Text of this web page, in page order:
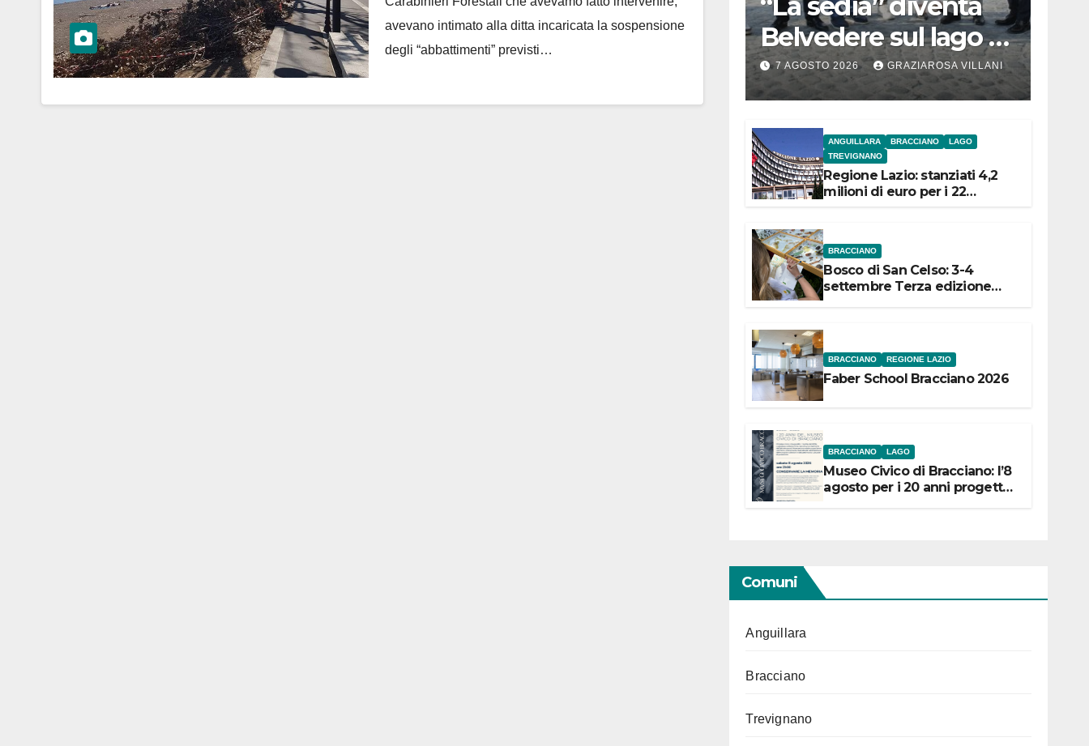
avevano intimato alla ditta incaricata la sospensione
degli “abbattimenti” previsti…
Belvedere sul lago di
Bracciano: ieri
l’inaugurazione
7 AGOSTO 2026 GRAZIAROSA VILLANI
ANGUILLARA BRACCIANO
LAGO
TREVIGNANO
Regione Lazio: stanziati 4,2
milioni di euro per i 22
BRACCIANO
Bosco di San Celso: 3-4
settembre Terza edizione
BRACCIANO REGIONE LAZIO
Faber School Bracciano 2026
BRACCIANO LAGO
Museo Civico di Bracciano: l’8
agosto per i 20 anni progetto
Comuni
Anguillara
Bracciano
Trevignano